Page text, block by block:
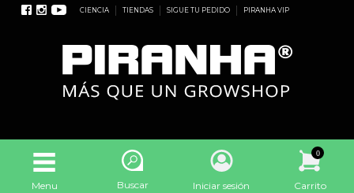
CIENCIA TIENDAS SIGUE TU PEDIDO PIRANHA VIP
Menu Buscar Iniciar sesión
0
Carrito